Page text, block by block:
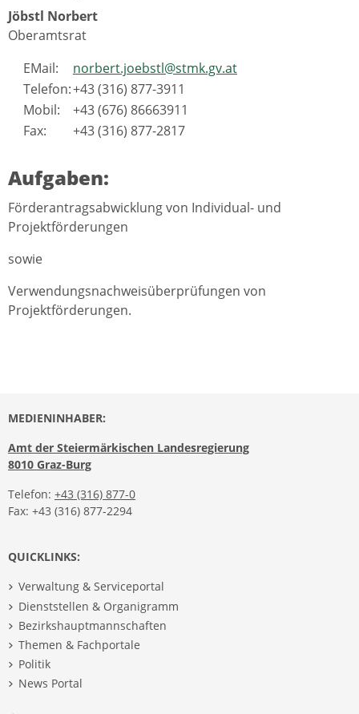
Jöbstl Norbert
Oberamtsrat
EMail:
norbert.joebstl@stmk.gv.at
Telefon:+43 (316) 877-3911
Mobil:
+43 (676) 86663911
Fax:
+43 (316) 877-2817
Aufgaben:
Förderantragsabwicklung von Individual- und
Projektförderungen
sowie
Verwendungsnachweisüberprüfungen von
Projektförderungen.
MEDIENINHABER:
Amt der Steiermärkischen Landesregierung
8010 Graz-Burg
Telefon: +43 (316) 877-0
Fax: +43 (316) 877-2294
QUICKLINKS:
Verwaltung & Serviceportal
Dienststellen & Organigramm
Bezirkshauptmannschaften
Themen & Fachportale
Politik
News Portal